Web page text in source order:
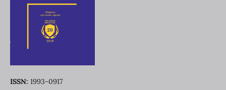
ISSN: 1993-0917